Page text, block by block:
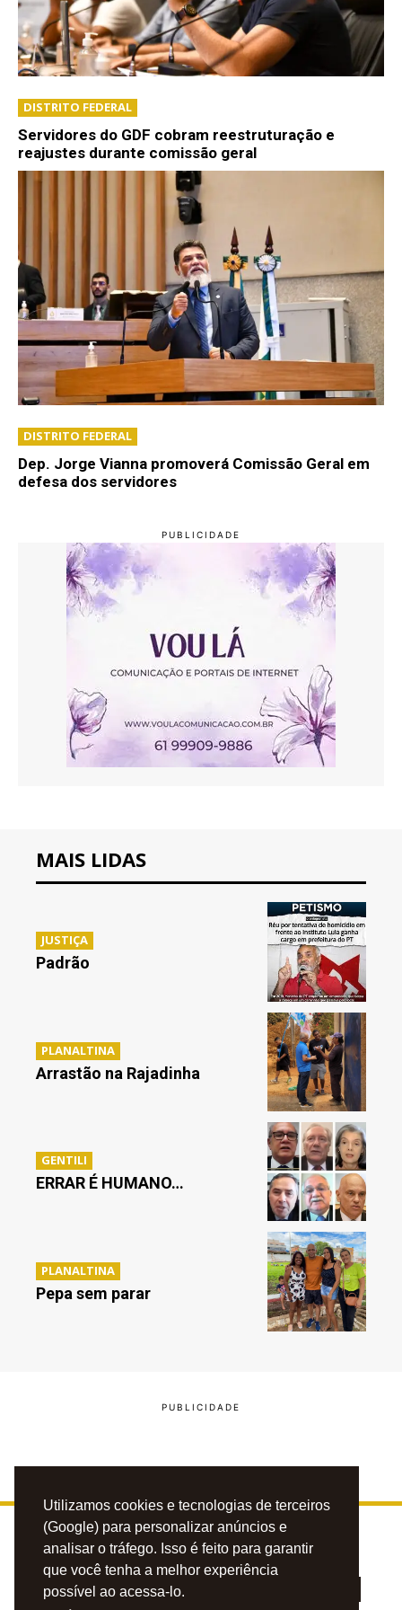
Utilizamos cookies e tecnologias de terceiros
(Google) para personalizar anúncios e
analisar o tráfego. Isso é feito para garantir
que você tenha a melhor experiência
possível ao acessa-lo.
DISTRITO FEDERAL
Servidores do GDF cobram reestruturação e
reajustes durante comissão geral
DISTRITO FEDERAL
Dep. Jorge Vianna promoverá Comissão Geral em
defesa dos servidores
MAIS LIDAS
JUSTIÇA
Padrão
PLANALTINA
Arrastão na Rajadinha
GENTILI
ERRAR É HUMANO…
PLANALTINA
Pepa sem parar